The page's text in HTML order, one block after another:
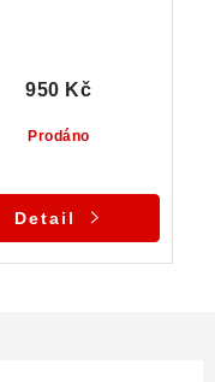
Prodáno
950 Kč
Detail